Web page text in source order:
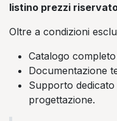
listino prezzi
Oltre a condizioni
Catalogo
Documentazione
Supporto
progettazione.